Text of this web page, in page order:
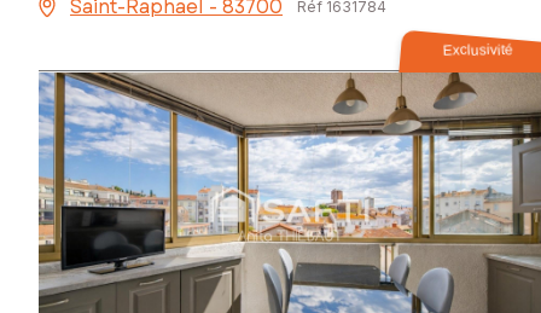
Saint-Raphael - 83700 Réf 1631784
Exclusivité